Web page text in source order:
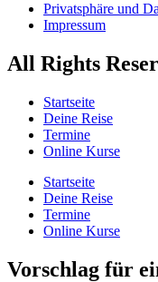
Privatsphäre und
Impressum
All Rights
Startseite
Deine Reise
Termine
Online Kurse
Startseite
Deine Reise
Termine
Online Kurse
Vorschlag für